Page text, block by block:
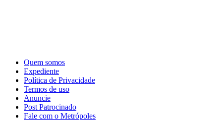
Quem somos
Expediente
Política de Privacidade
Termos de uso
Anuncie
Post Patrocinado
Fale com o Metrópoles